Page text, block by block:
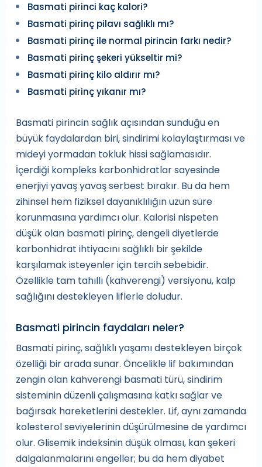
Basmati pirinci kaç kalori?
Basmati pirinç pilavı sağlıklı mı?
Basmati pirinç ile normal pirincin farkı nedir?
Basmati pirinç şekeri yükseltir mi?
Basmati pirinç kilo aldırır mı?
Basmati pirinç yıkanır mı?
Basmati pirincin sağlık açısından sunduğu en
büyük faydalardan biri, sindirimi kolaylaştırması ve
mideyi yormadan tokluk hissi sağlamasıdır.
İçerdiği kompleks karbonhidratlar sayesinde
enerjiyi yavaş yavaş serbest bırakır. Bu da hem
zihinsel hem fiziksel dayanıklılığın uzun süre
korunmasına yardımcı olur. Kalorisi nispeten
düşük olan basmati pirinç, dengeli diyetlerde
karbonhidrat ihtiyacını sağlıklı bir şekilde
karşılamak isteyenler için tercih sebebidir.
Özellikle tam tahıllı (kahverengi) versiyonu, kalp
sağlığını destekleyen liflerle doludur.
Basmati pirincin faydaları neler?
Basmati pirinç, sağlıklı yaşamı destekleyen birçok
özelliği bir arada sunar. Öncelikle lif bakımından
zengin olan kahverengi basmati türü, sindirim
sisteminin düzenli çalışmasına katkı sağlar ve
bağırsak hareketlerini destekler. Lif, aynı zamanda
kolesterol seviyelerinin düşürülmesine de yardımcı
olur. Glisemik indeksinin düşük olması, kan şekeri
dalgalanmalarını engeller; bu da hem diyabet